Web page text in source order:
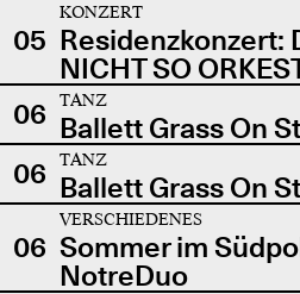
05
KONZERT
Residenzkonzert:
NICHT SO
06
TANZ
Ballett Grass On
06
TANZ
Ballett Grass On
06
VERSCHIEDENES
Sommer im
NotreDuo